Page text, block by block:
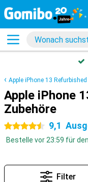
Apple iPhone 13 Refurbished
Apple iPhone
Zubehöre
4.5 Sterne 9,1
Bestelle vor 23:59 für
Filter